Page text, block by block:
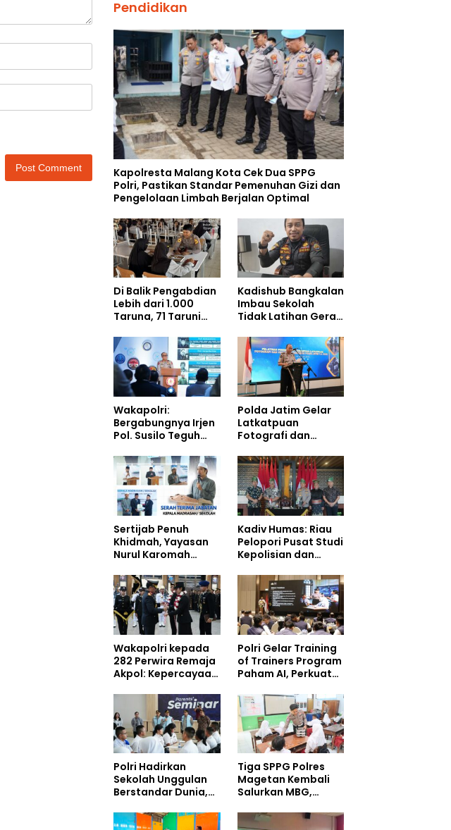
Pendidikan
Kapolresta Malang Kota Cek Dua SPPG
Polri, Pastikan Standar Pemenuhan Gizi dan
Pengelolaan Limbah Berjalan Optimal
Di Balik Pengabdian
Lebih dari 1.000
Taruna, 71 Taruni
Pembentukan
Karakter Siswa
Sekolah Rakyat
Kadishub Bangkalan
Imbau Sekolah
Tidak Latihan Gerak
Wakapolri:
Bergabungnya Irjen
Pol. Susilo Teguh
Perkuat Jejaring
Nasional Pusat
Studi Kepolisian
Polda Jatim Gelar
Latkatpuan
Fotografi dan
Tingkatkan
Kompetensi
Personel di Era
Digital
Sertijab Penuh
Khidmah, Yayasan
Nurul Karomah
Demisioner Voucher
Umrah
Kadiv Humas: Riau
Pelopori Pusat Studi
Kepolisian dan
Policing Masuki
Babak Baru
Wakapolri kepada
282 Perwira Remaja
Akpol: Kepercayaan
Dibangun dari
Integritas
Polri Gelar Training
of Trainers Program
Paham AI, Perkuat
Pelajar
Polri Hadirkan
Sekolah Unggulan
Berstandar Dunia,
Tempati Kampus
Tiga SPPG Polres
Magetan Kembali
Salurkan MBG,
dan Food Safety